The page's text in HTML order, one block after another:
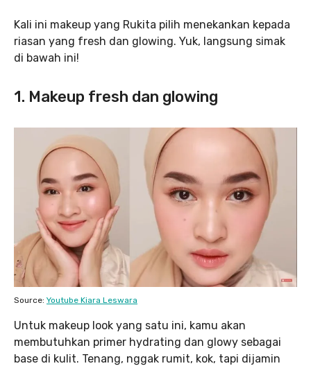
Kali ini makeup yang Rukita pilih menekankan kepada
riasan yang fresh dan glowing. Yuk, langsung simak
di bawah ini!
1. Makeup fresh dan glowing
Source: Youtube Kiara Leswara
Untuk makeup look yang satu ini, kamu akan
membutuhkan primer hydrating dan glowy sebagai
base di kulit. Tenang, nggak rumit, kok, tapi dijamin